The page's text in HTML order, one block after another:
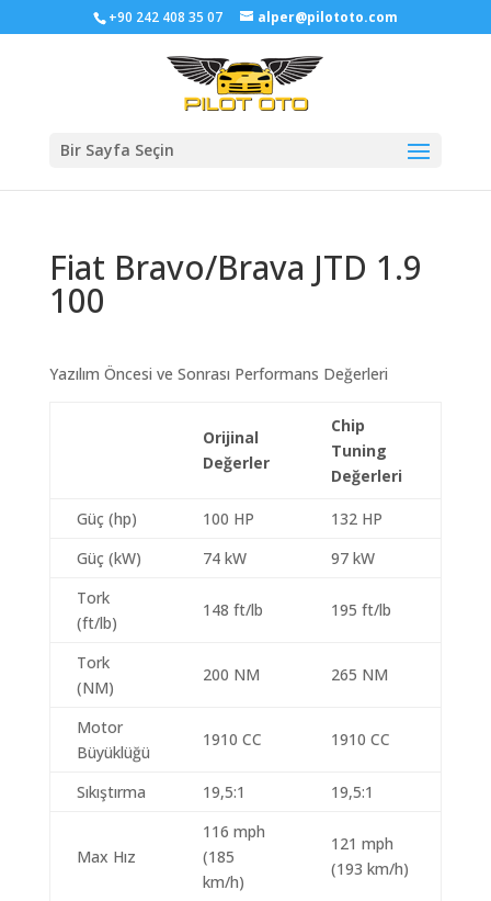
+90 242 408 35 07 alper@pilototo.com
Bir Sayfa Seçin
Fiat Bravo/Brava JTD 1.9
100
Yazılım Öncesi ve Sonrası Performans Değerleri
Orijinal
Değerler
Chip
Tuning
Değerleri
Güç (hp) 100 HP
132 HP
Güç (kW)
74 kW
97 kW
Tork
(ft/lb)
148 ft/lb 195 ft/lb
Tork
(NM)
200 NM 265 NM
Motor
Büyüklüğü
1910 CC 1910 CC
Sıkıştırma 19,5:1 19,5:1
Max Hız
116 mph
(185
km/h)
121 mph
(193 km/h)